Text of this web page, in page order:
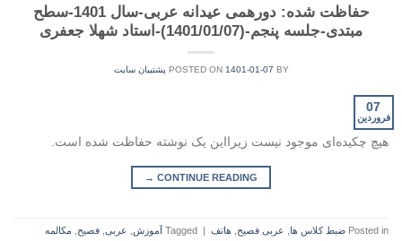
حفاظت شده: دورهمی عیدانه عربی-سال 1401-سطح
مبتدی-جلسه پنجم-(1401/01/07)-استاد شهلا جعفری
POSTED ON 1401-01-07 BY پشتیبان سایت
07
فروردین
هیچ چکیده‌ای موجود نیست زیرا‌این یک نوشته حفاظت شده است.
CONTINUE READING
→
Posted in ضبط کلاس ها عربی فصیح هاتف |
Tagged آموزش عربی فصیح مکالمه